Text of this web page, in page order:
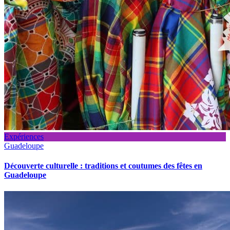
Expériences
Guadeloupe
Découverte culturelle : traditions et coutumes des fêtes en
Guadeloupe